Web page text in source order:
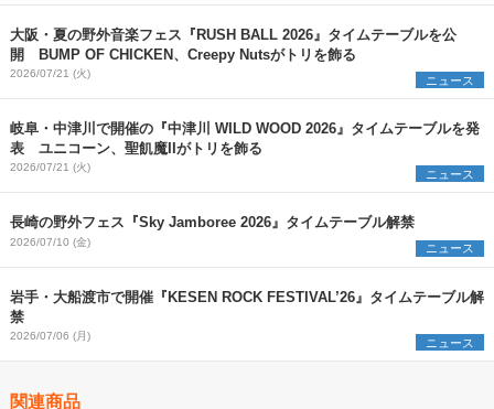
大阪・夏の野外音楽フェス『RUSH BALL 2026』タイムテーブルを公
開 BUMP OF CHICKEN、Creepy Nutsがトリを飾る
2026/07/21 (火) ニュース
岐阜・中津川で開催の『中津川 WILD WOOD 2026』タイムテーブルを発
表 ユニコーン、聖飢魔IIがトリを飾る
2026/07/21 (火) ニュース
長崎の野外フェス『Sky Jamboree 2026』タイムテーブル解禁
2026/07/10 (金) ニュース
岩手・大船渡市で開催『KESEN ROCK FESTIVAL’26』タイムテーブル解
禁
2026/07/06 (月) ニュース
関連商品